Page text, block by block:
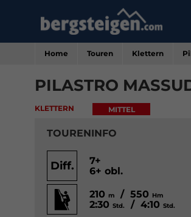
Home Touren Klettern
PILASTRO
KLETTERN MITTEL
TOURENINFO
Diff.
7+
6+ obl.
210m / 550 Hm
2:30Std. / 4:10Std.